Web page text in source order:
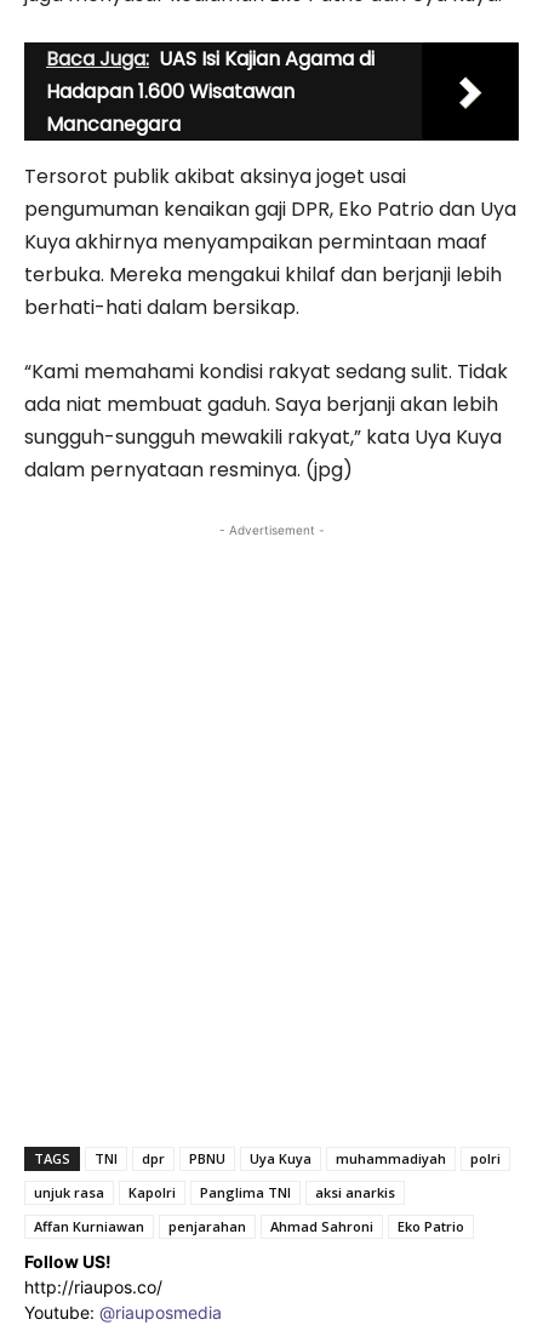
Baca Juga: UAS Isi Kajian Agama di
Hadapan 1.600 Wisatawan
Mancanegara
Tersorot publik akibat aksinya joget usai
pengumuman kenaikan gaji DPR, Eko Patrio dan Uya
Kuya akhirnya menyampaikan permintaan maaf
terbuka. Mereka mengakui khilaf dan berjanji lebih
berhati-hati dalam bersikap.
“Kami memahami kondisi rakyat sedang sulit. Tidak
ada niat membuat gaduh. Saya berjanji akan lebih
sungguh-sungguh mewakili rakyat,” kata Uya Kuya
dalam pernyataan resminya. (jpg)
- Advertisement -
TAGS TNI dpr PBNU Uya Kuya muhammadiyah
polri
unjuk rasa
Kapolri Panglima TNI
aksi anarkis
Affan Kurniawan
penjarahan Ahmad Sahroni Eko Patrio
Follow US!
http://riaupos.co/
Youtube: @riauposmedia